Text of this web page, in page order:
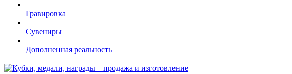
Гравировка
Сувениры
Дополненная реальность